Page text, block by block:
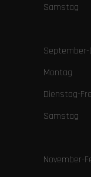
September-
Dienstag-
November-